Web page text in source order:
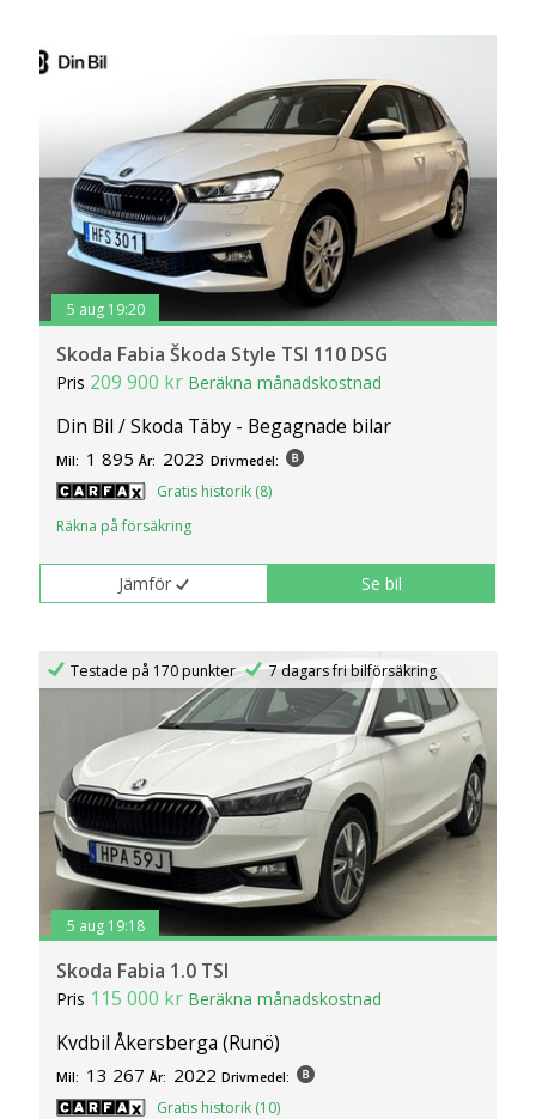
5 aug 19:20
Skoda Fabia Škoda Style TSI 110 DSG
Pris 209 900 kr Beräkna månadskostnad
Din Bil / Skoda Täby - Begagnade bilar
Mil: 1 895 År: 2023 Drivmedel:
Gratis historik (8)
Räkna på försäkring
Jämför Se bil
Testade på 170 punkter 7 dagars fri bilförsäkring
5 aug 19:18
Skoda Fabia 1.0 TSI
Pris 115 000 kr Beräkna månadskostnad
Kvdbil Åkersberga (Runö)
Mil: 13 267 År: 2022 Drivmedel:
Gratis historik (10)